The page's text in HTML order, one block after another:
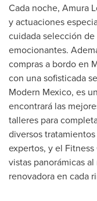
Cada noche, Amura
y actuaciones
cuidada selección
emocionantes.
compras a bordo en
con una sofisticada
Modern Mexico, es
encontrará las
talleres para
diversos
expertos, y el
vistas panorámicas
renovadora en cada